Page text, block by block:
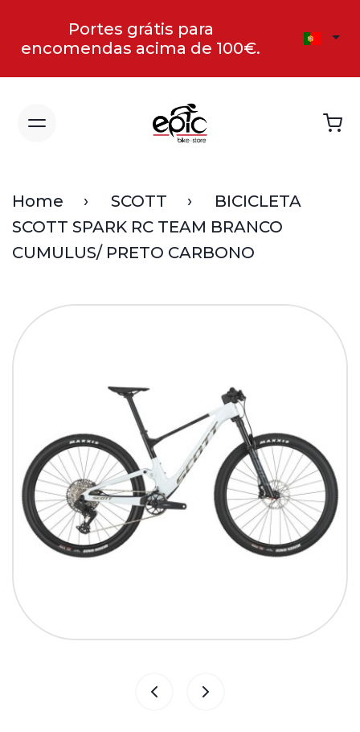
Portes grátis para
encomendas acima de 100€.
Home SCOTT
BICICLETA
SCOTT SPARK RC TEAM BRANCO
CUMULUS/ PRETO CARBONO